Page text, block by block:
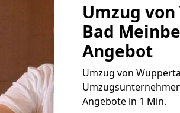
Umzug
Bad
Angebot
Umzug von
Angebote in 1 Min.